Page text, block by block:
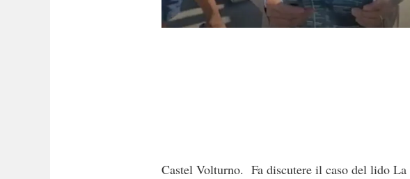
Castel Volturno. Fa discutere il caso del lido